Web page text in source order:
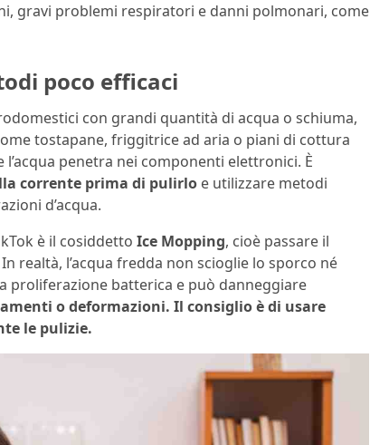
gravi problemi respiratori e danni polmonari, come
poco efficaci
con grandi quantità di acqua o schiuma,
tostapane, friggitrice ad aria o piani di cottura
penetra nei componenti elettronici. È
corrente prima di pulirlo e utilizzare metodi
d’acqua.
è il cosiddetto Ice Mopping, cioè passare il
realtà, l’acqua fredda non scioglie lo sporco né
proliferazione batterica e può danneggiare
o deformazioni. Il consiglio è di usare
le pulizie.